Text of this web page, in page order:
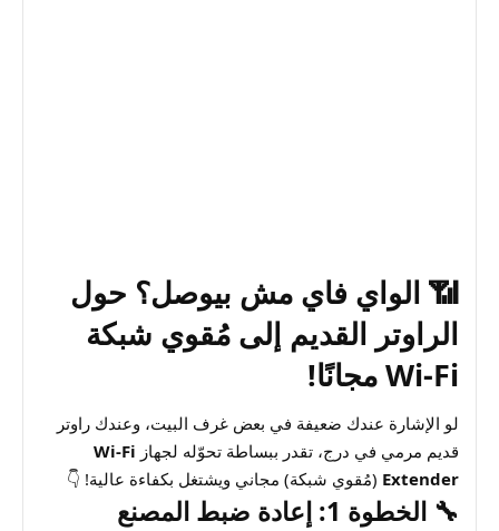
📶 الواي فاي مش بيوصل؟ حول
الراوتر القديم إلى مُقوي شبكة
Wi-Fi مجانًا!
لو الإشارة عندك ضعيفة في بعض غرف البيت، وعندك راوتر
قديم مرمي في درج، تقدر ببساطة تحوّله لجهاز Wi-Fi
Extender (مُقوي شبكة) مجاني ويشتغل بكفاءة عالية! 👇
🔧 الخطوة 1: إعادة ضبط المصنع